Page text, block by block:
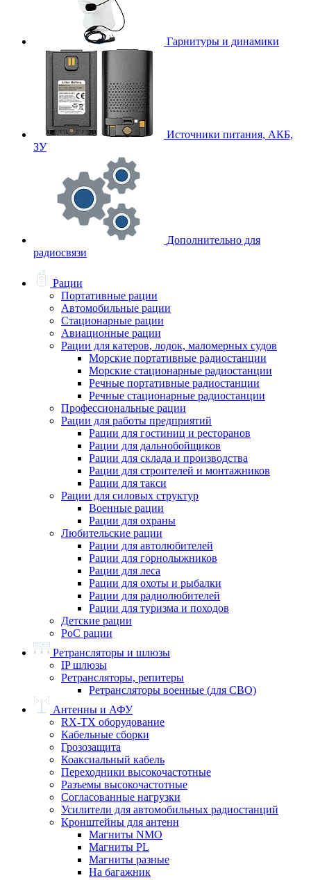
Гарнитуры и динамики
Источники питания, АКБ,
ЗУ
Дополнительно для
радиосвязи
Рации
Портативные рации
Автомобильные рации
Стационарные рации
Авиационные рации
Рации для катеров, лодок, маломерных судов
Морские портативные радиостанции
Морские стационарные радиостанции
Речные портативные радиостанции
Речные стационарные радиостанции
Профессиональные рации
Рации для работы предприятий
Рации для гостиниц и ресторанов
Рации для дальнобойщиков
Рации для склада и производства
Рации для строителей и монтажников
Рации для такси
Рации для силовых структур
Военные рации
Рации для охраны
Любительские рации
Рации для автолюбителей
Рации для горнолыжников
Рации для леса
Рации для охоты и рыбалки
Рации для радиолюбителей
Рации для туризма и походов
Детские рации
PoC рации
Ретрансляторы и шлюзы
IP шлюзы
Ретрансляторы, репитеры
Ретрансляторы военные (для СВО)
Антенны и АФУ
RX-TX оборудование
Кабельные сборки
Грозозащита
Коаксиальный кабель
Переходники высокочастотные
Разъемы высокочастотные
Согласованные нагрузки
Усилители для автомобильных радиостанций
Кронштейны для антенн
Магниты NMO
Магниты PL
Магниты разные
На багажник